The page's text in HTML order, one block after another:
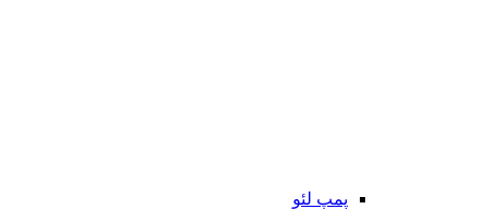
پمپ لئو